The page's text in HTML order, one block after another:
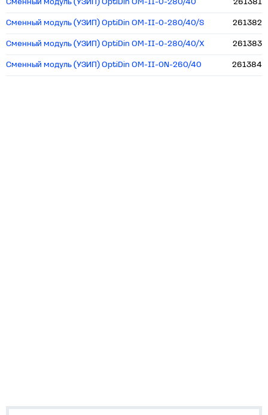
Сменный модуль (УЗИП) OptiDin OM-II-0-280/40 261381
Сменный модуль (УЗИП) OptiDin OM-II-0-280/40/S 261382
Сменный модуль (УЗИП) OptiDin OM-II-0-280/40/X 261383
Сменный модуль (УЗИП) OptiDin OM-II-0N-260/40 261384